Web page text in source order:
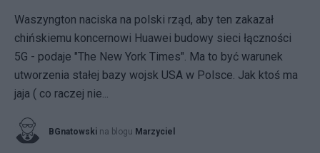
Waszyngton naciska na polski rząd, aby ten zakazał
chińskiemu koncernowi Huawei budowy sieci łączności
5G - podaje "The New York Times". Ma to być warunek
utworzenia stałej bazy wojsk USA w Polsce. Jak ktoś ma
jaja ( co raczej nie...
BGnatowski na blogu Marzyciel